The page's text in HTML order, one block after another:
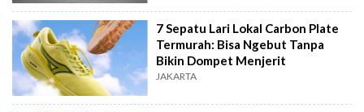
7 Sepatu Lari Lokal Carbon Plate
Termurah: Bisa Ngebut Tanpa
Bikin Dompet Menjerit
JAKARTA